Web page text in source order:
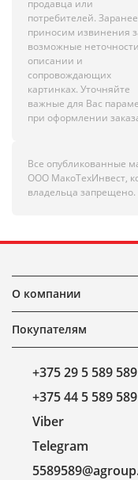
продавца или
потребителей. Заранее
приносим извинения
возможные
описании и
сопровождающих
картинках. Уточняйте
важные для Вас
при оформлении
Все опубликованные
ООО МакоТехИнвест,
владельца запрещено.
О компании
Покупателям
+375 29 5 589 589
+375 44 5 589 589
Viber
Telegram